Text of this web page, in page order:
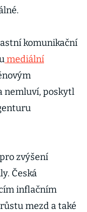
komunikační
mediální
nemluví, poskytl
zvýšení
Česká
inflačním
mezd a také